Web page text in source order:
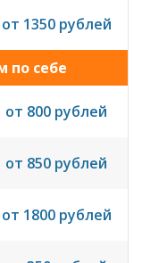
от 1350 рублей
по себе
от 800 рублей
от 850 рублей
от 1800 рублей